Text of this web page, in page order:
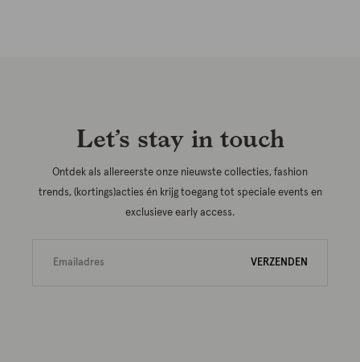
Let’s stay in touch
Ontdek als allereerste onze nieuwste collecties, fashion
trends, (kortings)acties én krijg toegang tot speciale events en
exclusieve early access.
VERZENDEN